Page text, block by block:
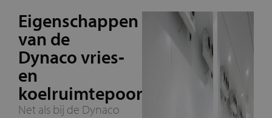
Eigenschappen
van de
Dynaco vries‑
en
koelruimtepoort
Net als bij de Dynaco